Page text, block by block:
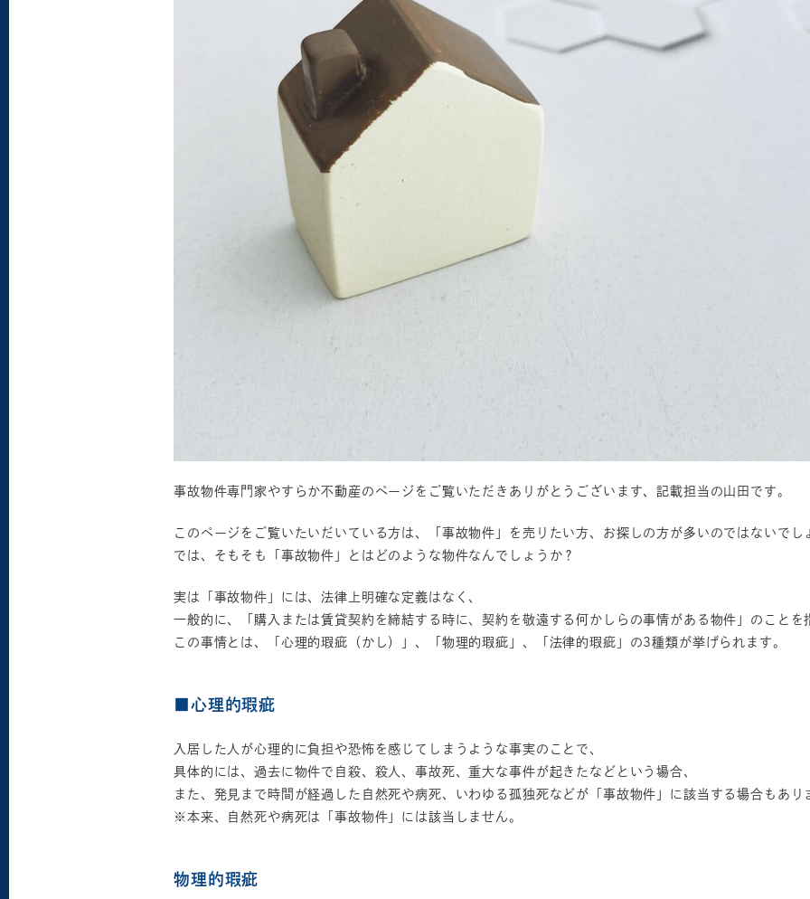
事故物件専門家やすらか不動産のページをご覧いただきありがとうございます、記載担当の山田です。
このページをご覧いたいだいている方は、「事故物件」を売りたい方、お探しの方が多いのではないでし
では、そもそも「事故物件」とはどのような物件なんでしょうか？
実は「事故物件」には、法律上明確な定義はなく、
一般的に、「購入または賃貸契約を締結する時に、契約を敬遠する何かしらの事情がある物件」のことを
この事情とは、「心理的瑕疵（かし）」、「物理的瑕疵」、「法律的瑕疵」の3種類が挙げられます。
■心理的瑕疵
入居した人が心理的に負担や恐怖を感じてしまうような事実のことで、
具体的には、過去に物件で自殺、殺人、事故死、重大な事件が起きたなどという場合、
また、発見まで時間が経過した自然死や病死、いわゆる孤独死などが「事故物件」に該当する場合もあり
※本来、自然死や病死は「事故物件」には該当しません。
物理的瑕疵